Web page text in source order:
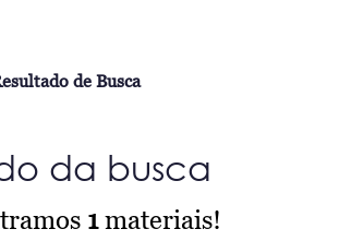
de Busca
da busca
1materiais!